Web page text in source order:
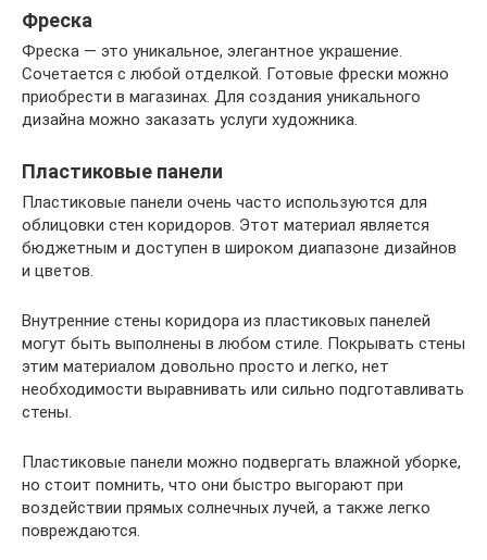
Фреска
Фреска — это уникальное, элегантное украшение.
Сочетается с любой отделкой. Готовые фрески можно
приобрести в магазинах. Для создания уникального
дизайна можно заказать услуги художника.
Пластиковые панели
Пластиковые панели очень часто используются для
облицовки стен коридоров. Этот материал является
бюджетным и доступен в широком диапазоне дизайнов
и цветов.
Внутренние стены коридора из пластиковых панелей
могут быть выполнены в любом стиле. Покрывать стены
этим материалом довольно просто и легко, нет
необходимости выравнивать или сильно подготавливать
стены.
Пластиковые панели можно подвергать влажной уборке,
но стоит помнить, что они быстро выгорают при
воздействии прямых солнечных лучей, а также легко
повреждаются.